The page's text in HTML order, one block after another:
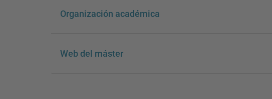
Organización académica
Web del máster